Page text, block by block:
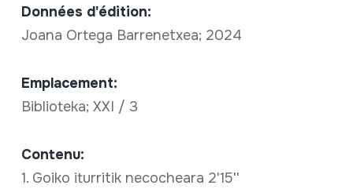
Données d'édition:
Joana Ortega Barrenetxea; 2024
Emplacement:
Biblioteka; XXI / 3
Contenu:
1. Goiko iturritik necocheara 2'15''